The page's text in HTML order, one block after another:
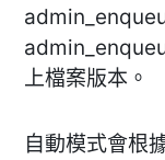
上檔案版本。
自動模式會根